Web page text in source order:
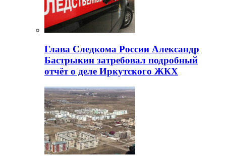
Глава Следкома России Александр
Бастрыкин затребовал подробный
отчёт о деле Иркутского ЖКХ